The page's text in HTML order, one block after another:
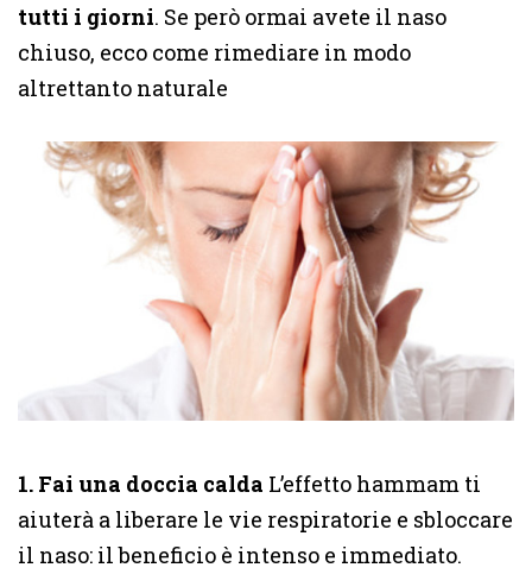
tutti i giorni. Se però ormai avete il naso
chiuso, ecco come rimediare in modo
altrettanto naturale
1. Fai una doccia calda L’effetto hammam ti
aiuterà a liberare le vie respiratorie e sbloccare
il naso: il beneficio è intenso e immediato.